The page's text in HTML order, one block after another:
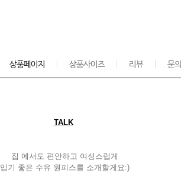
상품페이지 상품사이즈 리뷰 문의
TALK
집 에서도 편안하고 여성스럽게
입기 좋은 수유 원피스를 소개할게요:)